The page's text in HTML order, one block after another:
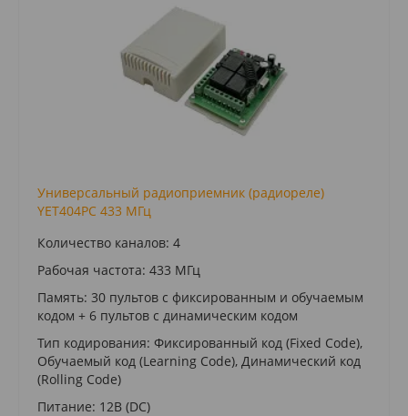
Универсальный радиоприемник (радиореле)
YET404PC 433 МГц
Количество каналов: 4
Рабочая частота: 433 МГц
Память: 30 пультов c фиксированным и обучаемым
кодом + 6 пультов с динамическим кодом
Тип кодирования: Фиксированный код (Fixed Code),
Обучаемый код (Learning Code), Динамический код
(Rolling Code)
Питание: 12В (DC)